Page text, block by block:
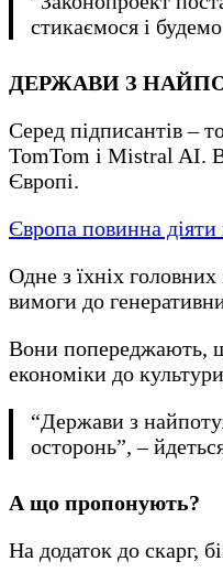
стикаємося і
ДЕРЖАВИ З
Серед підписантів –
TomTom і Mistral AI.
Європі.
Європа повинна
Одне з їхніх
вимоги до
Вони попереджають,
економіки до
“Держави з
осторонь”, –
А що пропонують?
На додаток до скарг,